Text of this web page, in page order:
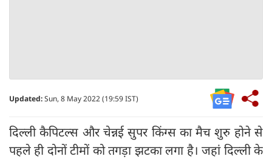
Updated:Sun, 8 May 2022 (19:59 IST)
दिल्ली कैपिटल्स और चेन्नई सुपर किंग्स का मैच शुरु होने से
पहले ही दोनों टीमों को तगड़ा झटका लगा है। जहां दिल्ली के